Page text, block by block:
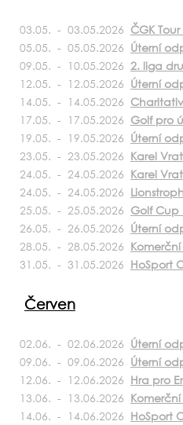
03.05. - 03.05.2026 ČGK
05.05. - 05.05.2026 Úterní
09.05. - 10.05.2026 2. liga
12.05. - 12.05.2026 Úterní
14.05. - 14.05.2026
17.05. - 17.05.2026 Golf pro
19.05. - 19.05.2026 Úterní
23.05. - 23.05.2026 Karel
24.05. - 24.05.2026 Karel
24.05. - 24.05.2026
25.05. - 25.05.2026 Golf Cup
26.05. - 26.05.2026 Úterní
28.05. - 28.05.2026
31.05. - 31.05.2026 HoSport
Červen
02.06. - 02.06.2026 Úterní
09.06. - 09.06.2026 Úterní
12.06. - 12.06.2026 Hra pro
13.06. - 13.06.2026
14.06. - 14.06.2026 HoSport